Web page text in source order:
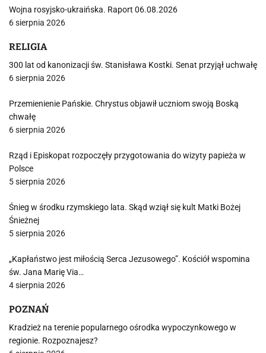
Wojna rosyjsko-ukraińska. Raport 06.08.2026
6 sierpnia 2026
RELIGIA
300 lat od kanonizacji św. Stanisława Kostki. Senat przyjął uchwałę
6 sierpnia 2026
Przemienienie Pańskie. Chrystus objawił uczniom swoją Boską
chwałę
6 sierpnia 2026
Rząd i Episkopat rozpoczęły przygotowania do wizyty papieża w
Polsce
5 sierpnia 2026
Śnieg w środku rzymskiego lata. Skąd wziął się kult Matki Bożej
Śnieżnej
5 sierpnia 2026
„Kapłaństwo jest miłością Serca Jezusowego”. Kościół wspomina
św. Jana Marię Via…
4 sierpnia 2026
POZNAŃ
Kradzież na terenie popularnego ośrodka wypoczynkowego w
regionie. Rozpoznajesz?